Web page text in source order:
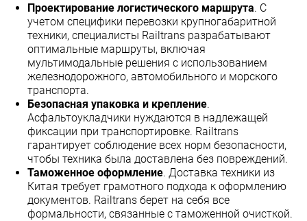
Проектирование логистического маршрута. С
учетом специфики перевозки крупногабаритной
техники, специалисты Railtrans разрабатывают
оптимальные маршруты, включая
мультимодальные решения с использованием
железнодорожного, автомобильного и морского
транспорта.
Безопасная упаковка и крепление.
Асфальтоукладчики нуждаются в надлежащей
фиксации при транспортировке. Railtrans
гарантирует соблюдение всех норм безопасности,
чтобы техника была доставлена без повреждений.
Таможенное оформление. Доставка техники из
Китая требует грамотного подхода к оформлению
документов. Railtrans берет на себя все
формальности, связанные с таможенной очисткой.